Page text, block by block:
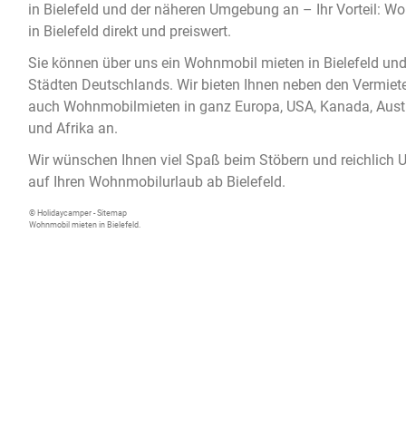
in Bielefeld und der näheren Umgebung an – Ihr Vorteil:
in Bielefeld direkt und preiswert.
Sie können über uns ein Wohnmobil mieten in Bielefeld
Städten Deutschlands. Wir bieten Ihnen neben den
auch Wohnmobilmieten in ganz Europa, USA, Kanada,
und Afrika an.
Wir wünschen Ihnen viel Spaß beim Stöbern und reichlich
auf Ihren Wohnmobilurlaub ab Bielefeld.
© Holidaycamper -Sitemap
Wohnmobil mieten in Bielefeld.